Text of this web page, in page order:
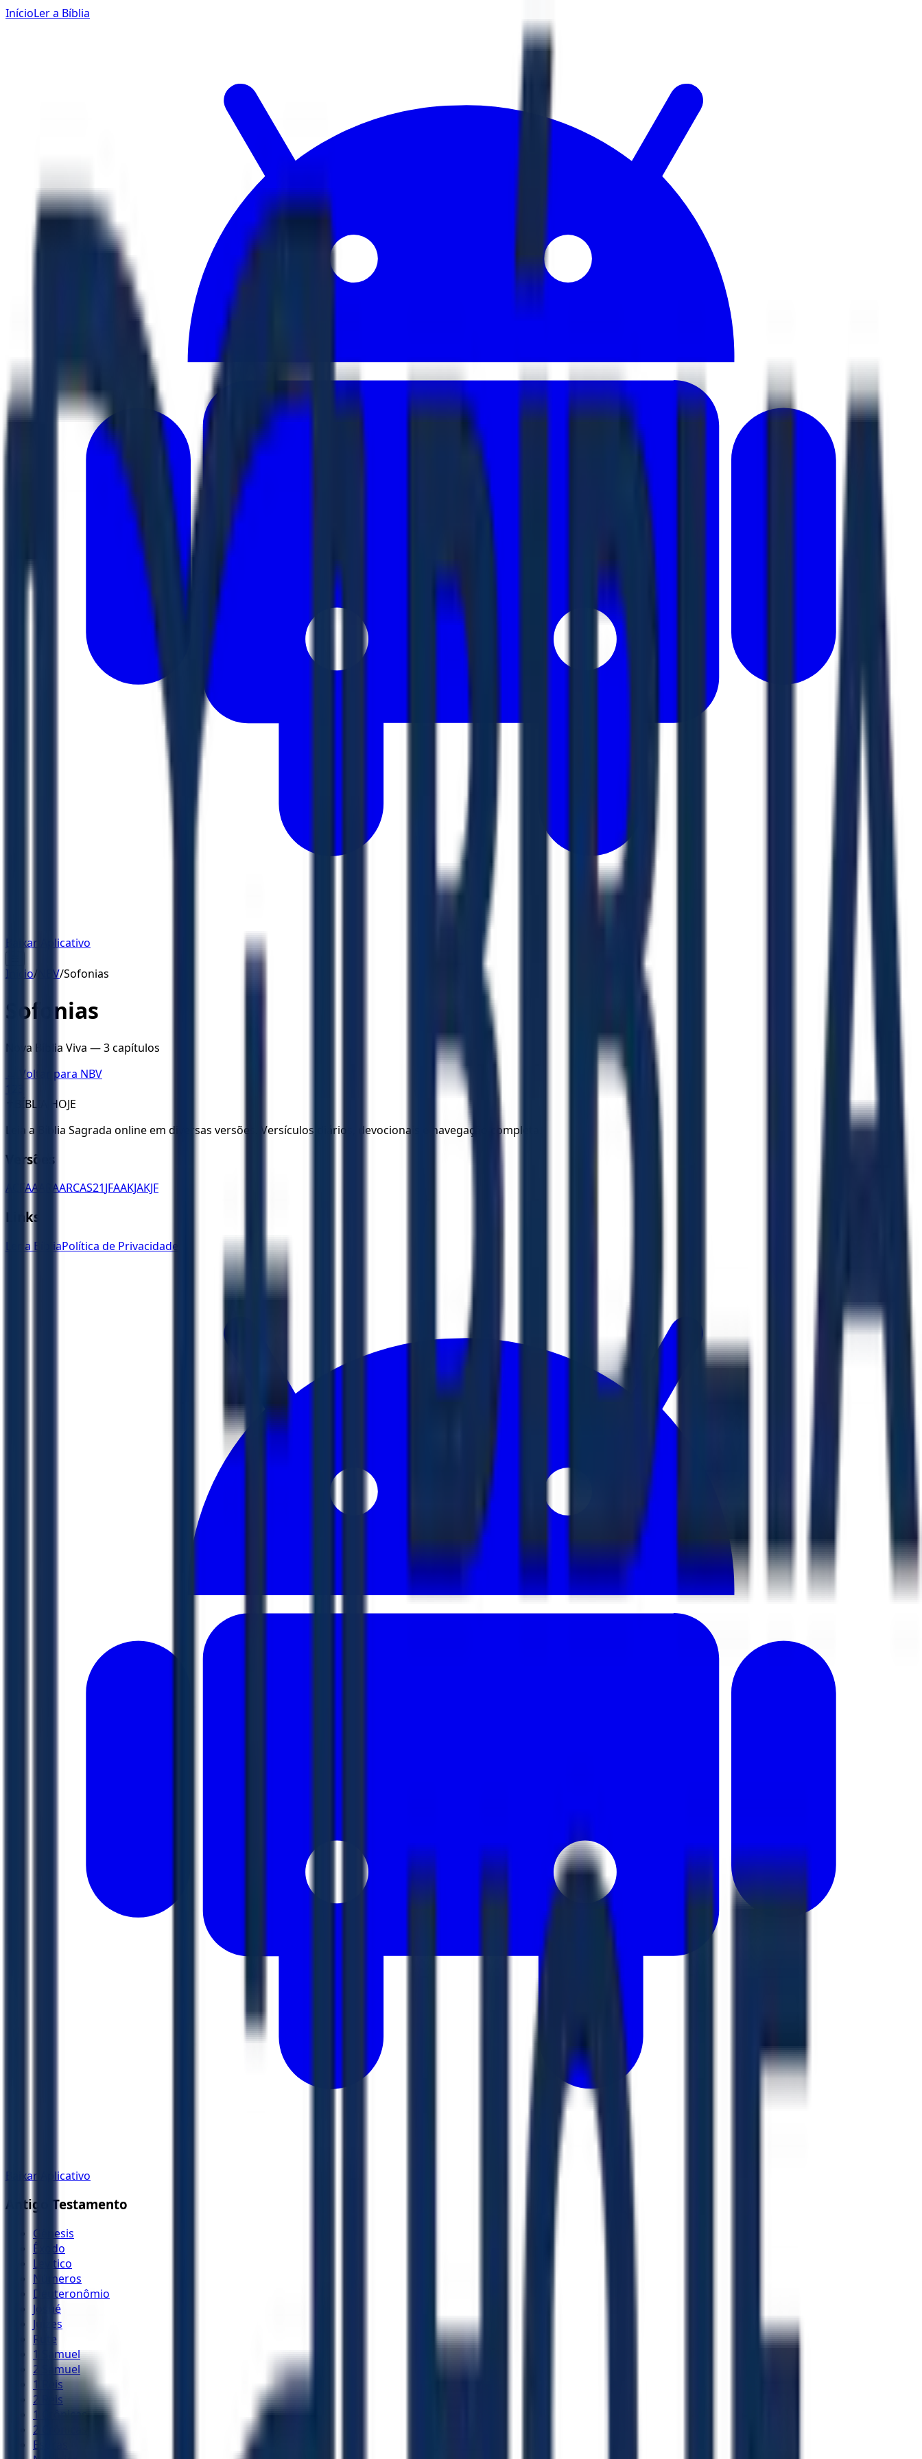
InícioLer a Bíblia
Baixar Aplicativo
Início/ NBV/Sofonias
Sofonias
Nova Bíblia Viva —3capítulos
← Voltar para NBV
1
BÍBLIA HOJE
Leia a Bíblia Sagrada online em diversas versões. Versículos diários, devocionais e navegação completa.
Versões
ACFAA ARAARCAS21JFAAKJAKJF
Links
Ler a BíbliaPolítica de Privacidade
Baixar Aplicativo
Antigo Testamento
Gênesis
Êxodo
Levítico
Números
Deuteronômio
Josué
Juízes
Rute
1 Samuel
2 Samuel
1 Reis
2 Reis
1 Crônicas
2 Crônicas
Esdras